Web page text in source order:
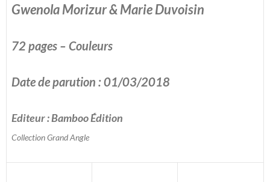
Gwenola Morizur & Marie Duvoisin
72 pages – Couleurs
Date de parution : 01/03/2018
Editeur : Bamboo Édition
Collection Grand Angle